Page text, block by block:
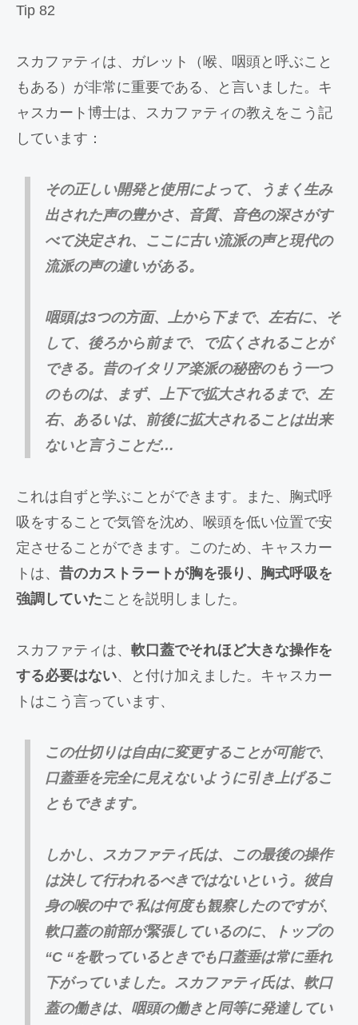
Tip 82
スカファティは、ガレット（喉、咽頭と呼ぶこと
もある）が非常に重要である、と言いました。キ
ャスカート博士は、スカファティの教えをこう記
しています：
その正しい開発と使用によって、うまく生み
出された声の豊かさ、音質、音色の深さがす
べて決定され、ここに古い流派の声と現代の
流派の声の違いがある。
咽頭は3つの方面、上から下まで、左右に、そ
して、後ろから前まで、で広くされることが
できる。昔のイタリア楽派の秘密のもう一つ
のものは、まず、上下で拡大されるまで、左
右、あるいは、前後に拡大されることは出来
ないと言うことだ…
これは自ずと学ぶことができます。また、胸式呼
吸をすることで気管を沈め、喉頭を低い位置で安
定させることができます。このため、キャスカー
トは、 昔のカストラートが胸を張り、胸式呼吸を
強調していたことを説明しました。
スカファティは、 軟口蓋でそれほど大きな操作を
する必要はない、と付け加えました。キャスカー
トはこう言っています、
この仕切りは自由に変更することが可能で、
口蓋垂を完全に見えないように引き上げるこ
ともできます。
しかし、スカファティ氏は、この最後の操作
は決して行われるべきではないという。彼自
身の喉の中で 私は何度も観察したのですが、
軟口蓋の前部が緊張しているのに、トップの
“C “を歌っているときでも口蓋垂は常に垂れ
下がっていました。スカファティ氏は、軟口
蓋の働きは、咽頭の働きと同等に発達してい